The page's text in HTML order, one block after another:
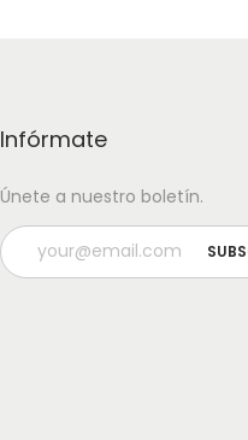
Infórmate
Únete a nuestro boletín.